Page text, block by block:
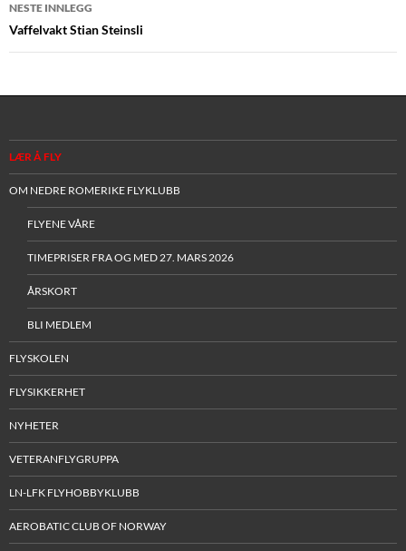
NESTE INNLEGG
Vaffelvakt Stian Steinsli
LÆR Å FLY
OM NEDRE ROMERIKE FLYKLUBB
FLYENE VÅRE
TIMEPRISER FRA OG MED 27. MARS 2026
ÅRSKORT
BLI MEDLEM
FLYSKOLEN
FLYSIKKERHET
NYHETER
VETERANFLYGRUPPA
LN-LFK FLYHOBBYKLUBB
AEROBATIC CLUB OF NORWAY